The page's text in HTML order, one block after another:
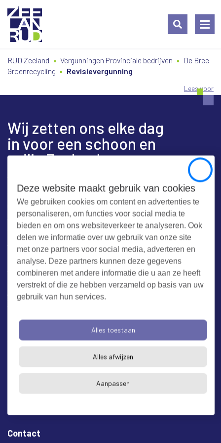
Close
Deze website maakt gebruik van cookies
We gebruiken cookies om content en advertenties te
personaliseren, om functies voor social media te
bieden en om ons websiteverkeer te analyseren. Ook
delen we informatie over uw gebruik van onze site
met onze partners voor social media, adverteren en
analyse. Deze partners kunnen deze gegevens
combineren met andere informatie die u aan ze heeft
verstrekt of die ze hebben verzameld op basis van uw
gebruik van hun services.
Alles toestaan
Alles afwijzen
Aanpassen
naar
naarRUD Zeeland Vergunningen Provinciale bedrijven
De Bree
Groenrecycling
Revisievergunning
Lees voor
Wij zetten ons elke dag
in voor een schoon en
veilig Zeeland
Contact
Werken bij RUD Zeeland
Milieuklacht melden
Algemene voorwaarden
Toegankelijkheid
Bezoekadres en postadres
* op afspraak
RUD Zeeland
Buitenruststraat 6
Contact